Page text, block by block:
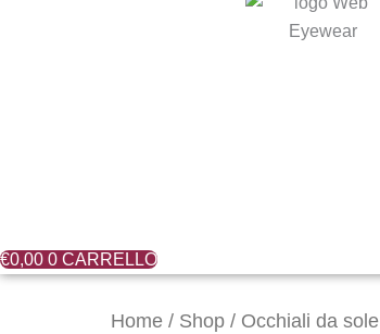
€0,00 0 CARRELLO
Home / Shop / Occhiali da sole
prezzo
prezzo
Kids